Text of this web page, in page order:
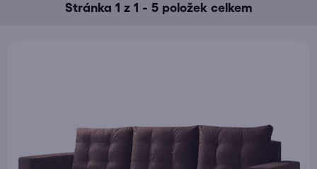
Stránka 1 z 1 - 5položek celkem